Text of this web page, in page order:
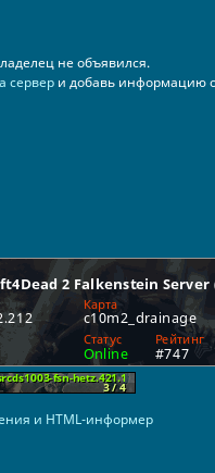
не объявился.
сервери добавь информацию
и HTML-информер